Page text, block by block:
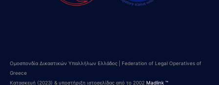
Ομοσπονδία Δικαστικών Υπαλλήλων Ελλάδος | Federation of Legal Operatives of
Greece
Κατασκευή (2023) & υποστήριξη ιστοσελίδας από το 2002 Madlink ™